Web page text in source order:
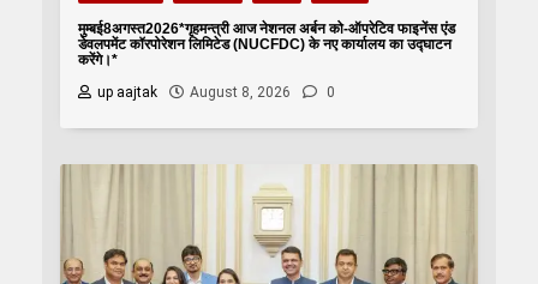
मुम्बई8अगस्त2026*गृहमन्त्री आज नेशनल अर्बन को-ऑपरेटिव फाइनेंस एंड
डेवलपमेंट कॉरपोरेशन लिमिटेड (NUCFDC) के नए कार्यालय का उद्घाटन
करेंगे।*
up aajtak
August 8, 2026 0